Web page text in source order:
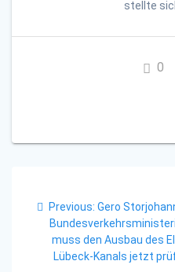
stellte
0
Previous: Previous
post:
Gero
muss den Ausbau des
Lübeck-Kanals jetzt